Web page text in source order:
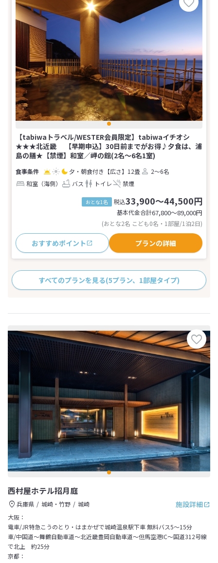
【tabiwaトラベル/WESTER会員限定】tabiwaイチオシ
★★★北近畿 【早期申込】30日前までがお得♪夕食は、浦
島の膳★【禁煙】和室／岬の館(2名～6名1室)
夕・朝食付き 【広さ】12畳
2～6名
和室（海側）
バス トイレ 禁煙
おとな1名 税込33,900～44,500円
基本代金合計67,800〜89,000円
(おとな2名 こども0名・1部屋/1泊2日)
おすすめポイント プランの詳細
すべてのプランを見る(5プラン、1部屋タイプ)
西村屋ホテル招月庭
施設詳細
兵庫県 城崎・竹野
城崎
大阪：
電車/JR特急こうのとり・はまかぜで城崎温泉駅下車 無料バス5～15分
車/中国道～舞鶴自動車道～北近畿豊岡自動車道～但馬空港IC～国道312号線
で北上 約25分
京都：